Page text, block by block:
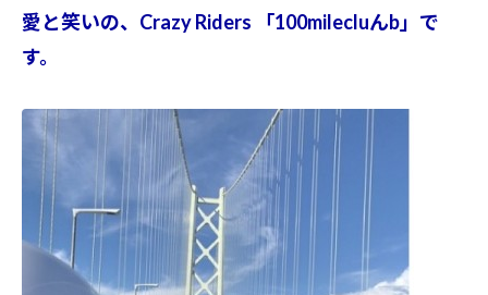
愛と笑いの、Crazy Riders 「100milecluんb」で
す。